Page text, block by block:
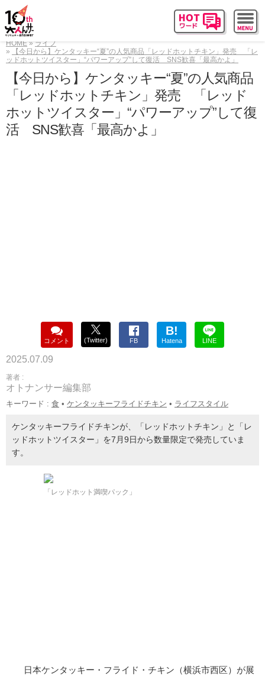
HOME
ライフ
【今日から】ケンタッキー“夏”の人気商品「レッドホットチキン」発売 「レ
ッドホットツイスター」“パワーアップ”して復活 SNS歓喜「最高かよ」
【今日から】ケンタッキー“夏”の人気商品
「レッドホットチキン」発売 「レッド
ホットツイスター」“パワーアップ”して復
活 SNS歓喜「最高かよ」
コメント (Twitter) FB
B!
Hatena LINE
2025.07.09
著者 :
オトナンサー編集部
キーワード : 食 • ケンタッキーフライドチキン • ライフスタイル
ケンタッキーフライドチキンが、「レッドホットチキン」と「レ
ッドホットツイスター」を7月9日から数量限定で発売していま
す。
「レッドホット満喫パック」
日本ケンタッキー・フライド・チキン（横浜市西区）が展